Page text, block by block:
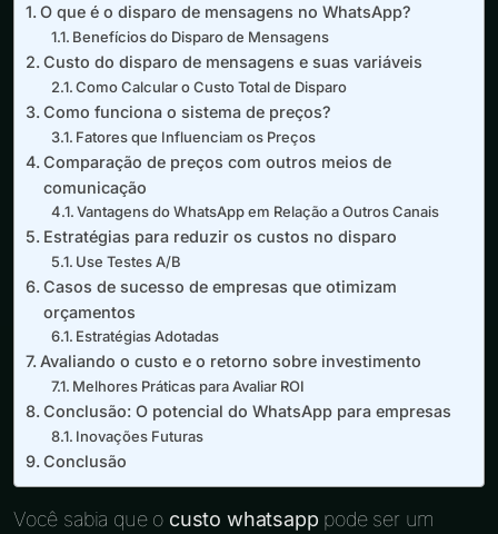
O que é o disparo de mensagens no WhatsApp?
Benefícios do Disparo de Mensagens
Custo do disparo de mensagens e suas variáveis
Como Calcular o Custo Total de Disparo
Como funciona o sistema de preços?
Fatores que Influenciam os Preços
Comparação de preços com outros meios de
comunicação
Vantagens do WhatsApp em Relação a Outros Canais
Estratégias para reduzir os custos no disparo
Use Testes A/B
Casos de sucesso de empresas que otimizam
orçamentos
Estratégias Adotadas
Avaliando o custo e o retorno sobre investimento
Melhores Práticas para Avaliar ROI
Conclusão: O potencial do WhatsApp para empresas
Inovações Futuras
Conclusão
Você sabia que o custo whatsapp pode ser um